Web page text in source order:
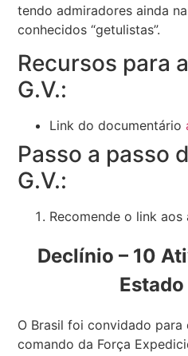
tendo admiradores ainda
conhecidos “getulistas”.
Recursos para
G.V.:
Link do documentário
Passo a passo
G.V.:
Recomende o link aos
Declínio – 10
O Brasil foi convidado para
comando da Força